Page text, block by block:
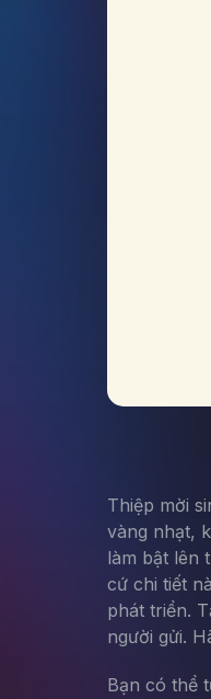
Thiệp mời
vàng nhạt,
làm bật lên
cứ chi tiết
phát triển.
người gửi.
Bạn có thể